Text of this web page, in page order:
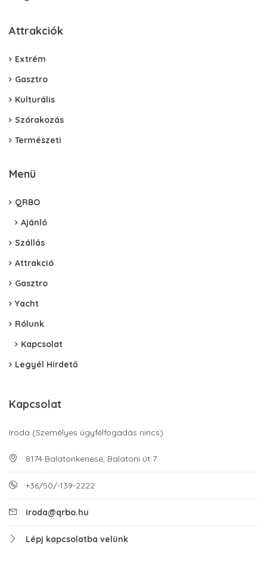
Attrakciók
Extrém
Gasztro
Kulturális
Szórakozás
Természeti
Menü
QRBO
Ajánló
Szállás
Attrakció
Gasztro
Yacht
Rólunk
Kapcsolat
Legyél Hirdető
Kapcsolat
Iroda (Személyes ügyfélfogadás nincs)
8174 Balatonkenese, Balatoni út 7.
+36/50/-139-2222
iroda@qrbo.hu
Lépj kapcsolatba velünk